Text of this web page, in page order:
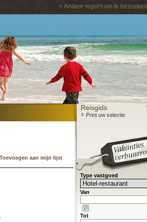
> Andere regio's om te bezoeken
Reisgids
Print uw selectie
Toevoegen aan mijn lijst
Type vastgoed
Van
Tot